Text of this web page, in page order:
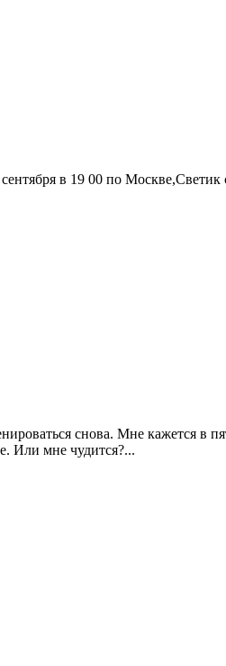
в 19 00 по
снова. Мне кажется в
Или мне чудится?...